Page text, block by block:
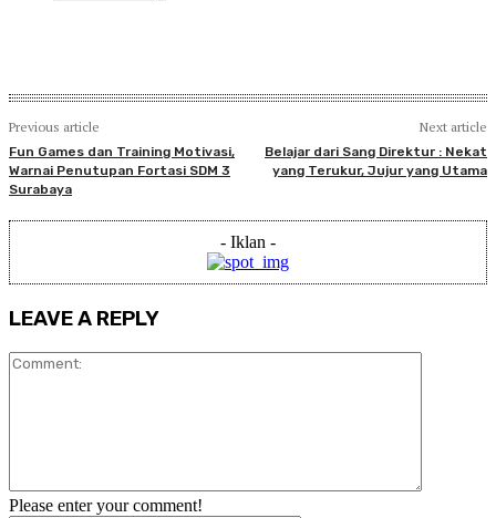
Previous article
Fun Games dan Training Motivasi,
Warnai Penutupan Fortasi SDM 3
Surabaya
Next article
Belajar dari Sang Direktur : Nekat
yang Terukur, Jujur yang Utama
- Iklan -
LEAVE A REPLY
Please enter your comment!